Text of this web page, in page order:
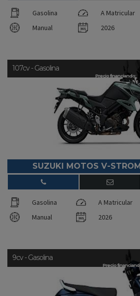
Gasolina A Matricular
Manual
2026
Precio financiando:
107cv - Gasolina
SUZUKI MOTOS V-
Gasolina A Matricular
Manual
2026
Precio
9cv - Gasolina